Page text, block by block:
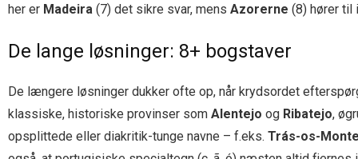
her er Madeira (7) det sikre svar, mens Azorerne (8) hører til
De lange løsninger: 8+ bogstaver
De længere løsninger dukker ofte op, når krydsordet
klassiske, historiske provinser som Alentejo og Ribatejo,
opsplittede eller diakritik-tunge navne – f.eks. Trás-os-